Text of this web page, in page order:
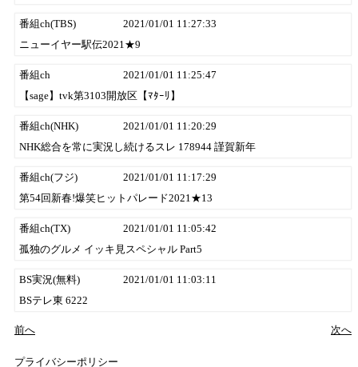
番組ch(TBS)
2021/01/01 11:27:33
ニューイヤー駅伝2021★9
番組ch
2021/01/01 11:25:47
【sage】tvk第3103開放区【ﾏﾀｰﾘ】
番組ch(NHK)
2021/01/01 11:20:29
NHK総合を常に実況し続けるスレ 178944 謹賀新年
番組ch(フジ)
2021/01/01 11:17:29
第54回新春!爆笑ヒットパレード2021★13
番組ch(TX)
2021/01/01 11:05:42
孤独のグルメ イッキ見スペシャル Part5
BS実況(無料)
2021/01/01 11:03:11
BSテレ東 6222
前へ 次へ
プライバシーポリシー